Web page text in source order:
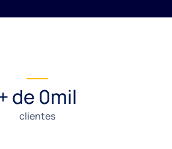
de 0mil
clientes